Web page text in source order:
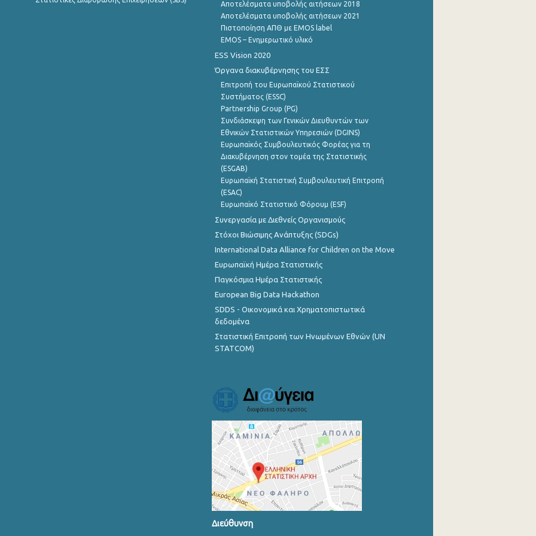
Αποτελέσματα υποβολής αιτήσεων 2018
Αποτελέσματα υποβολής αιτήσεων 2021
Πιστοποίηση ΑΠΘ με EMOS label
EMOS – Ενημερωτικό υλικό
ESS Vision 2020
Όργανα διακυβέρνησης του ΕΣΣ
Επιτροπή του Ευρωπαϊκού Στατιστικού
Συστήματος (ESSC)
Partnership Group (PG)
Συνδιάσκεψη των Γενικών Διευθυντών των
Εθνικών Στατιστικών Υπηρεσιών (DGINS)
Ευρωπαϊκός Συμβουλευτικός Φορέας για τη
Διακυβέρνηση στον τομέα της Στατιστικής
(ESGAB)
Ευρωπαϊκή Στατιστική Συμβουλευτική Επιτροπή
(ESAC)
Ευρωπαϊκό Στατιστικό Φόρουμ (ESF)
Συνεργασία με Διεθνείς Οργανισμούς
Στόχοι Βιώσιμης Ανάπτυξης (SDGs)
International Data Alliance for Children on the Move
Ευρωπαϊκή Ημέρα Στατιστικής
Παγκόσμια Ημέρα Στατιστικής
European Big Data Hackathon
SDDS - Οικονομικά και Χρηματοπιστωτικά
δεδομένα
Στατιστική Επιτροπή των Ηνωμένων Εθνών (UN
STATCOM)
Διεύθυνση